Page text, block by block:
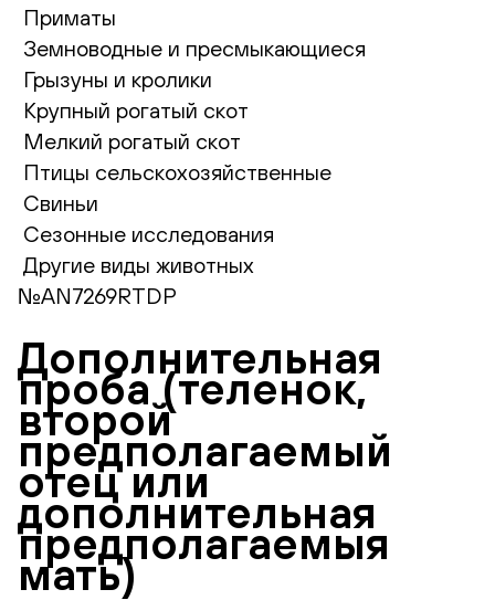
Приматы
Земноводные и пресмыкающиеся
Грызуны и кролики
Крупный рогатый скот
Мелкий рогатый скот
Птицы сельскохозяйственные
Свиньи
Сезонные исследования
Другие виды животных
№AN7269RTDP
Дополнительная
проба (теленок,
второй
предполагаемый
отец или
дополнительная
предполагаемыя
мать)